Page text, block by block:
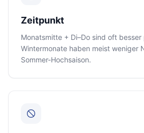
Zeitpunkt
Monatsmitte + Di–Do sind oft besser
Wintermonate haben meist weniger
Sommer-Hochsaison.